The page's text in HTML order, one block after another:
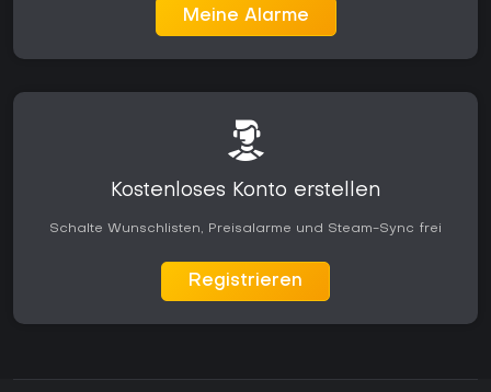
Meine Alarme
Kostenloses Konto erstellen
Schalte Wunschlisten, Preisalarme und Steam-Sync frei
Registrieren